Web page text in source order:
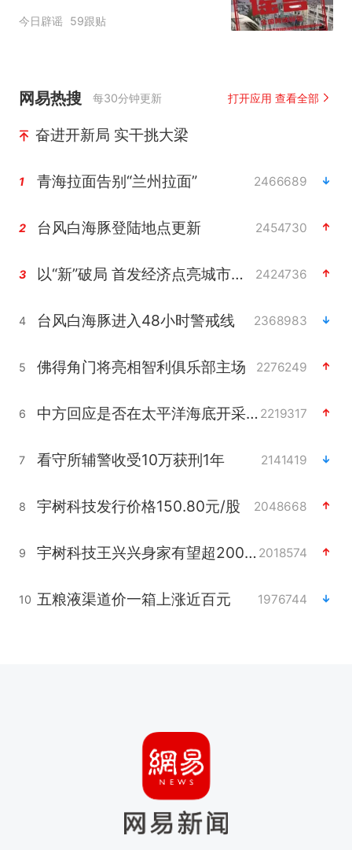
（2026·08·06）
今日辟谣 59跟贴
网易热搜 每30分钟更新 打开应用 查看全部
奋进开新局 实干挑大梁
1 青海拉面告别“兰州拉面” 2466689
2 台风白海豚登陆地点更新 2454730
3 以“新”破局 首发经济点亮城市消费活力 2424736
4 台风白海豚进入48小时警戒线 2368983
5 佛得角门将亮相智利俱乐部主场 2276249
6 中方回应是否在太平洋海底开采稀土 2219317
7 看守所辅警收受10万获刑1年 2141419
8 宇树科技发行价格150.80元/股 2048668
9 宇树科技王兴兴身家有望超200亿元 2018574
10 五粮液渠道价一箱上涨近百元 1976744